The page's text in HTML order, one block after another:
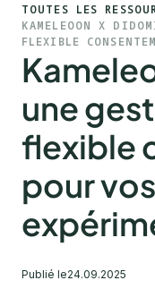
TOUTES LES
KAMELEOON X
FLEXIBLE
une
flexible
pour vos
Publié le24.09.2025